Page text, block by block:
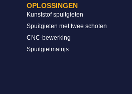
OPLOSSINGEN
Kunststof spuitgieten
Spuitgieten met twee schoten
CNC-bewerking
Spuitgietmatrijs